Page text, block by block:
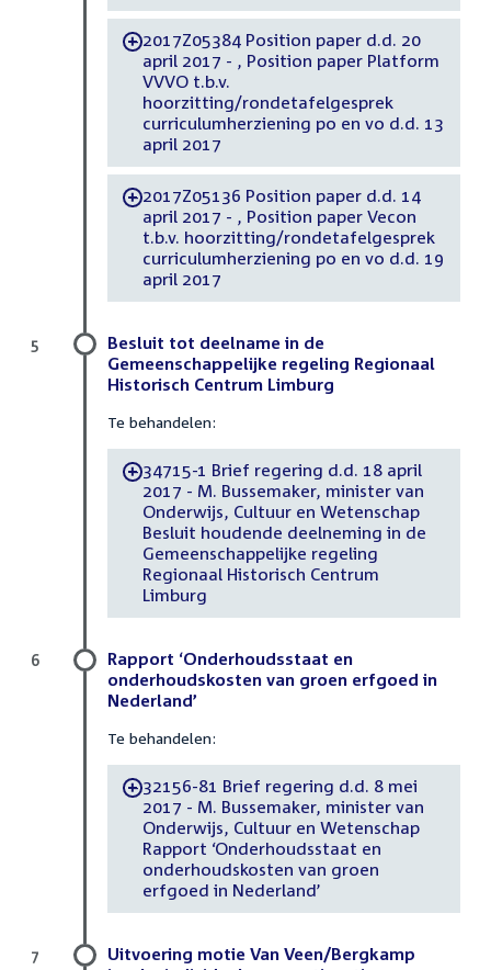
-2017Z05384 Position paper d.d. 20
april 2017 - , Position paper Platform
VVVO t.b.v.
hoorzitting/rondetafelgesprek
curriculumherziening po en vo d.d. 13
april 2017
-2017Z05136 Position paper d.d. 14
april 2017 - , Position paper Vecon
t.b.v. hoorzitting/rondetafelgesprek
curriculumherziening po en vo d.d. 19
april 2017
Besluit tot deelname in de
Gemeenschappelijke regeling Regionaal
Historisch Centrum Limburg
Te behandelen:
-34715-1 Brief regering d.d. 18 april
2017 - M. Bussemaker, minister van
Onderwijs, Cultuur en Wetenschap
Besluit houdende deelneming in de
Gemeenschappelijke regeling
Regionaal Historisch Centrum
Limburg
5
Rapport ‘Onderhoudsstaat en
onderhoudskosten van groen erfgoed in
Nederland’
Te behandelen:
-32156-81 Brief regering d.d. 8 mei
2017 - M. Bussemaker, minister van
Onderwijs, Cultuur en Wetenschap
Rapport ‘Onderhoudsstaat en
onderhoudskosten van groen
erfgoed in Nederland’
6
Uitvoering motie Van Veen/Bergkamp
7